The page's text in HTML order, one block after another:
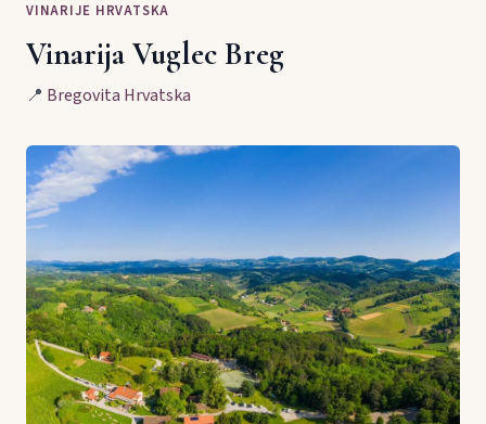
VINARIJE HRVATSKA
Vinarija Vuglec Breg
📍 Bregovita Hrvatska